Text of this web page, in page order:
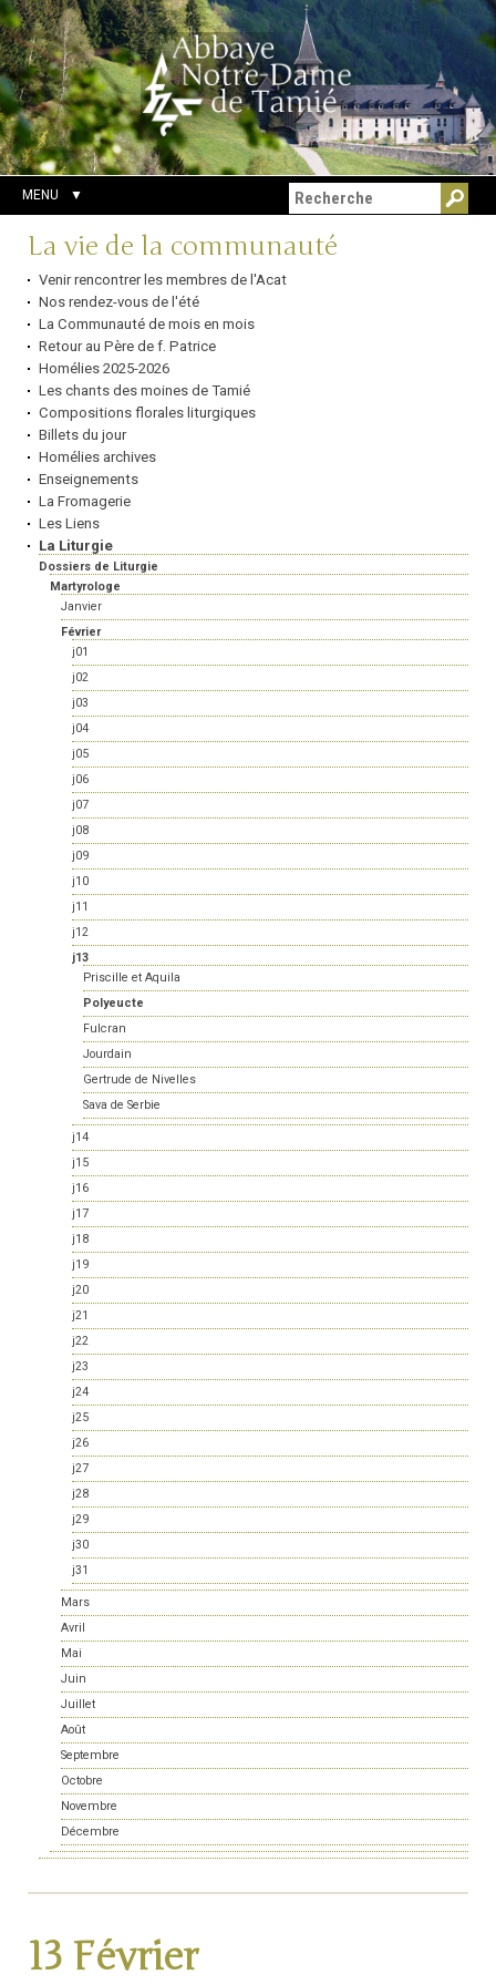
Aller
au
contenu.
|
Aller
à
la
navigation
Outils
personnels
Chercher par
Recherche
avancée…
MENU
Navigation
La vie de la communauté
Venir rencontrer les membres de l'Acat
Nos rendez-vous de l'été
La Communauté de mois en mois
Retour au Père de f. Patrice
Homélies 2025-2026
Les chants des moines de Tamié
Compositions florales liturgiques
Billets du jour
Homélies archives
Enseignements
La Fromagerie
Les Liens
La Liturgie
Dossiers de Liturgie
Martyrologe
Janvier
Février
j01
j02
j03
j04
j05
j06
j07
j08
j09
j10
j11
j12
j13
Priscille et Aquila
Polyeucte
Fulcran
Jourdain
Gertrude de Nivelles
Sava de Serbie
j14
j15
j16
j17
j18
j19
j20
j21
j22
j23
j24
j25
j26
j27
j28
j29
j30
j31
Mars
Avril
Mai
Juin
Juillet
Août
Septembre
Octobre
Novembre
Décembre
13 Février